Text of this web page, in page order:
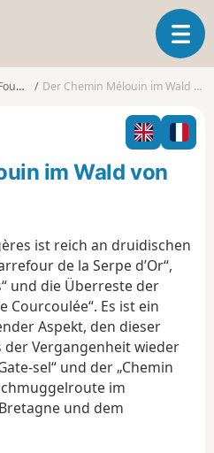
T
o
g
l
n
a
Der Chemin Mélouin im Wald von Fougères
im Wald von
ist reich an druidischen
de la Serpe d’Or“,
und die Überreste der
Courcoulée“. Es ist ein
Aspekt, den dieser
der Vergangenheit wieder
sel“ und der „Chemin
im
und dem